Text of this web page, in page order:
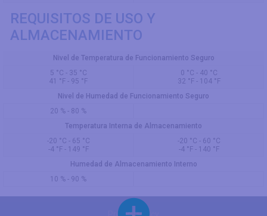
REQUISITOS DE USO Y
ALMACENAMIENTO
Nivel de Temperatura de Funcionamiento Seguro
5 °C - 35 °C
41 °F - 95 °F
0 °C - 40 °C
32 °F - 104 °F
Nivel de Humedad de Funcionamiento Seguro
20 % - 80 %
Temperatura Interna de Almacenamiento
-20 °C - 65 °C
-4 °F - 149 °F
-20 °C - 60 °C
-4 °F - 140 °F
Humedad de Almacenamiento Interno
10 % - 90 %